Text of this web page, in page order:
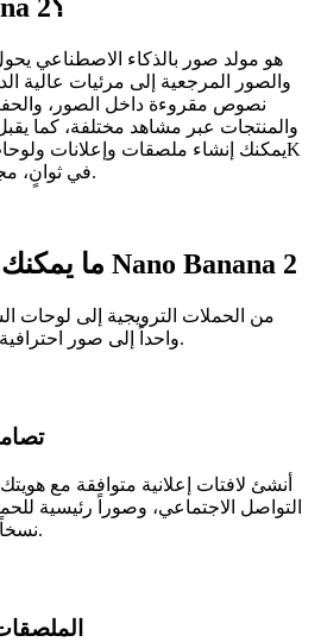
ما هو Nano Banana 2؟
والصور المرجعية إلى مرئيات عالية
نصوص مقروءة داخل الصور،
والمنتجات عبر مشاهد مختلفة، كما يقبل
في ثوانٍ، مجاناً ومباشرة عبر متصفحك.
ما يمكنك إنشاؤه باستخدام Nano Banana 2
من الحملات الترويجية إلى لوحات
واحداً إلى صور احترافية جاهزة لمشاريعك الواقعية.
أنشئ لافتات إعلانية متوافقة مع
التواصل الاجتماعي، وصوراً رئيسية
نسخاً بأحجام مختلفة لكل منصة.